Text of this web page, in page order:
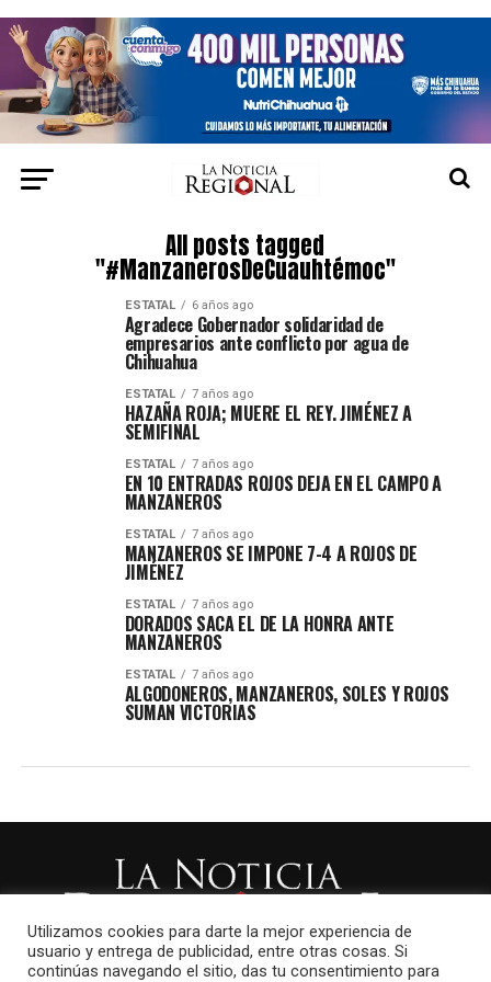
All posts tagged
"#ManzanerosDeCuauhtémoc"
ESTATAL 6 años ago
Agradece Gobernador solidaridad de
empresarios ante conflicto por agua de
Chihuahua
ESTATAL 7 años ago
HAZAÑA ROJA; MUERE EL REY. JIMÉNEZ A
SEMIFINAL
ESTATAL 7 años ago
EN 10 ENTRADAS ROJOS DEJA EN EL CAMPO A
MANZANEROS
ESTATAL 7 años ago
MANZANEROS SE IMPONE 7-4 A ROJOS DE
JIMÉNEZ
ESTATAL 7 años ago
DORADOS SACA EL DE LA HONRA ANTE
MANZANEROS
ESTATAL 7 años ago
ALGODONEROS, MANZANEROS, SOLES Y ROJOS
SUMAN VICTORIAS
Utilizamos cookies para darte la mejor experiencia de
usuario y entrega de publicidad, entre otras cosas. Si
continúas navegando el sitio, das tu consentimiento para